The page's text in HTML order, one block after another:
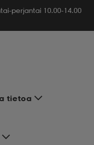
perjantai 10.00-14.00
tietoa